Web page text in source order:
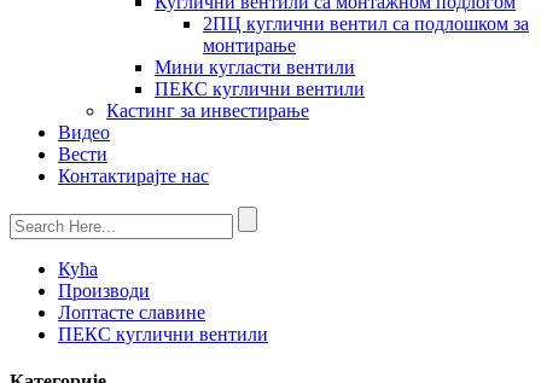
2ПЦ куглични вентил са подлошком за
монтирање
Мини кугласти вентили
ПЕКС куглични вентили
Кастинг за инвестирање
Видео
Вести
Контактирајте нас
Кућа
Производи
Лоптасте славине
ПЕКС куглични вентили